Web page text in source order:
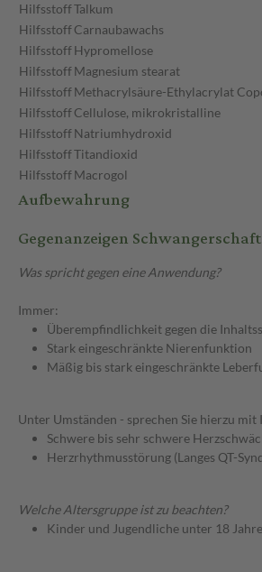
HilfsstoffTalkum
HilfsstoffCarnaubawachs
HilfsstoffHypromellose
HilfsstoffMagnesium stearat
HilfsstoffMethacrylsäure-Ethylacrylat
HilfsstoffCellulose, mikrokristalline
HilfsstoffNatriumhydroxid
HilfsstoffTitandioxid
HilfsstoffMacrogol
Aufbewahrung
Gegenanzeigen Schwangerschaft
Was spricht gegen eine Anwendung?
Immer:
Überempfindlichkeit gegen die
Stark eingeschränkte Nierenfunktion
Mäßig bis stark eingeschränkte
Unter Umständen - sprechen Sie hierzu
Schwere bis sehr schwere
Herzrhythmusstörung (Langes QT-
Welche Altersgruppe ist zu beachten?
Kinder und Jugendliche unter 18